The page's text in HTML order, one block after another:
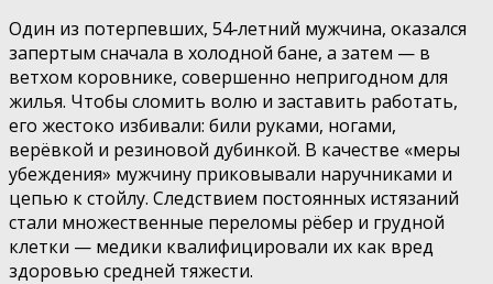
Один из потерпевших, 54‑летний мужчина, оказался
запертым сначала в холодной бане, а затем — в
ветхом коровнике, совершенно непригодном для
жилья. Чтобы сломить волю и заставить работать,
его жестоко избивали: били руками, ногами,
верёвкой и резиновой дубинкой. В качестве «меры
убеждения» мужчину приковывали наручниками и
цепью к стойлу. Следствием постоянных истязаний
стали множественные переломы рёбер и грудной
клетки — медики квалифицировали их как вред
здоровью средней тяжести.